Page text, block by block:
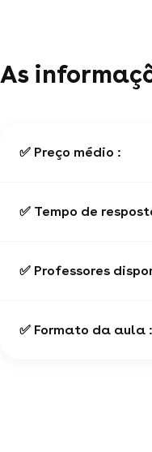
As
✅ Preço médio :
✅ Tempo de
✅ Professores
✅ Formato da aula :